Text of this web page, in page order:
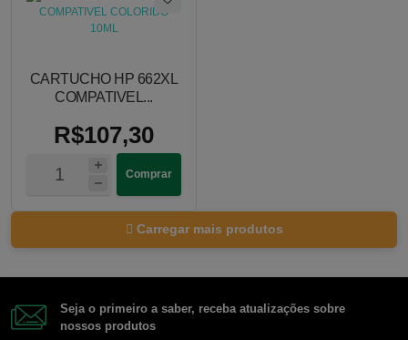
CARTUCHO HP 662XL
COMPATIVEL...
R$107,30
Comprar
Carregar mais produtos
Seja o primeiro a saber, receba atualizações sobre
nossos produtos